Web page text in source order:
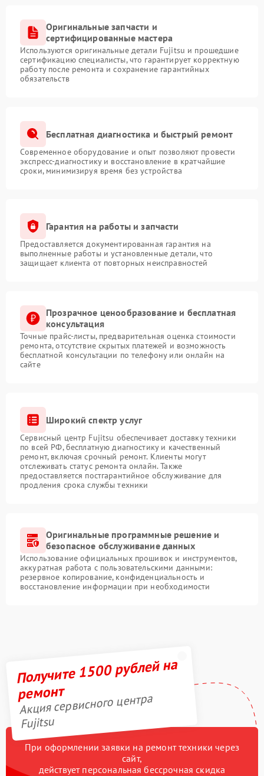
Оригинальные запчасти и
сертифицированные мастера
Используются оригинальные детали Fujitsu и прошедшие
сертификацию специалисты, что гарантирует корректную
работу после ремонта и сохранение гарантийных
обязательств
Бесплатная диагностика и быстрый ремонт
Современное оборудование и опыт позволяют провести
экспресс-диагностику и восстановление в кратчайшие
сроки, минимизируя время без устройства
Гарантия на работы и запчасти
Предоставляется документированная гарантия на
выполненные работы и установленные детали, что
защищает клиента от повторных неисправностей
Прозрачное ценообразование и бесплатная
консультация
Точные прайс-листы, предварительная оценка стоимости
ремонта, отсутствие скрытых платежей и возможность
бесплатной консультации по телефону или онлайн на
сайте
Широкий спектр услуг
Сервисный центр Fujitsu обеспечивает доставку техники
по всей РФ, бесплатную диагностику и качественный
ремонт, включая срочный ремонт. Клиенты могут
отслеживать статус ремонта онлайн. Также
предоставляется постгарантийное обслуживание для
продления срока службы техники
Оригинальные программные решение и
безопасное обслуживание данных
Использование официальных прошивок и инструментов,
аккуратная работа с пользовательскими данными:
резервное копирование, конфиденциальность и
восстановление информации при необходимости
Получите 1500 рублей на
ремонт
Акция сервисного центра
Fujitsu
При оформлении заявки на ремонт техники через
сайт,
действует персональная бессрочная скидка